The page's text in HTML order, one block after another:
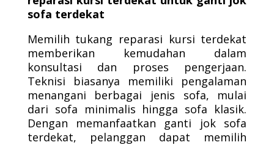
sofa terdekat
Memilih tukang reparasi kursi terdekat
memberikan kemudahan dalam
konsultasi dan proses pengerjaan.
Teknisi biasanya memiliki pengalaman
menangani berbagai jenis sofa, mulai
dari sofa minimalis hingga sofa klasik.
Dengan memanfaatkan ganti jok sofa
terdekat, pelanggan dapat memilih